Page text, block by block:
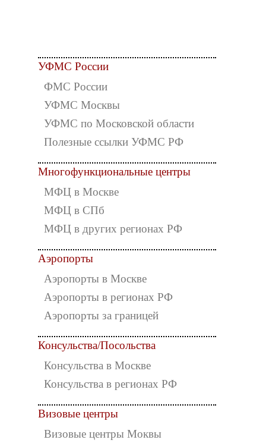
УФМС России
ФМС России
УФМС Москвы
УФМС по Московской области
Полезные ссылки УФМС РФ
Многофункциональные центры
МФЦ в Москве
МФЦ в СПб
МФЦ в других регионах РФ
Аэропорты
Аэропорты в Москве
Аэропорты в регионах РФ
Аэропорты за границей
Консульства/Посольства
Консульства в Москве
Консульства в регионах РФ
Визовые центры
Визовые центры Моквы